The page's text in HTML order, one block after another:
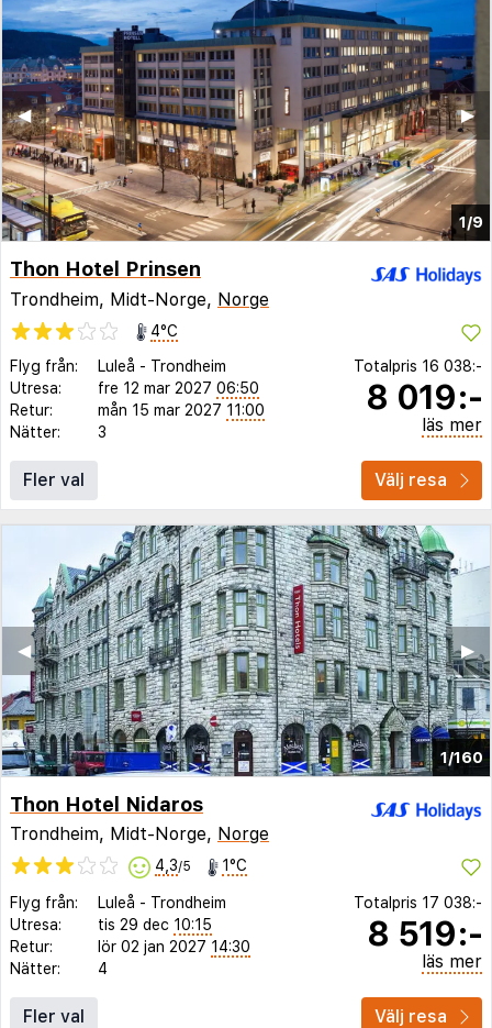
1/9
▶︎
◀︎
Thon Hotel Prinsen
Trondheim, Midt-Norge, Norge
4°C
Flyg från:
Luleå - Trondheim
Utresa:
fre 12 mar 2027 06:50
Retur:
mån 15 mar 2027 11:00
Nätter:
3
Totalpris 16 038:-
8 019:-
läs mer
Fler val Välj resa
1/160
▶︎
◀︎
Thon Hotel Nidaros
Trondheim, Midt-Norge, Norge
4,3/5 1°C
Flyg från: Luleå - Trondheim
Utresa:
tis 29 dec 10:15
Retur:
lör 02 jan 2027 14:30
Nätter:
4
Totalpris 17 038:-
8 519:-
läs mer
Fler val Välj resa